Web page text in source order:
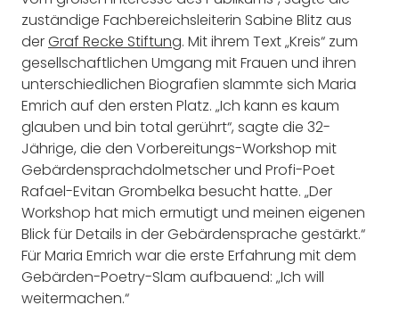
zuständige Fachbereichsleiterin Sabine Blitz aus
derGraf Recke Stiftung. Mit ihrem Text „Kreis“ zum
gesellschaftlichen Umgang mit Frauen und ihren
unterschiedlichen Biografien slammte sich Maria
Emrich auf den ersten Platz. „Ich kann es kaum
glauben und bin total gerührt“, sagte die 32-
Jährige, die den Vorbereitungs-Workshop mit
Gebärdensprachdolmetscher und Profi-Poet
Rafael-Evitan Grombelka besucht hatte. „Der
Workshop hat mich ermutigt und meinen eigenen
Blick für Details in der Gebärdensprache gestärkt.“
Für Maria Emrich war die erste Erfahrung mit dem
Gebärden-Poetry-Slam aufbauend: „Ich will
weitermachen.“